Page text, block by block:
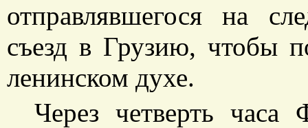
отправлявшегося на
съезд в Грузию, чтобы
ленинском духе.
Через четверть